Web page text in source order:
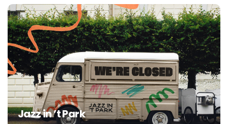
Jazz in ’t Park